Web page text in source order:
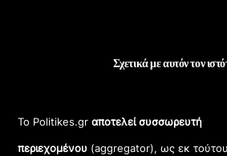
Σχετικά με αυτόν τον
Το Politikes.grαποτελεί συσσωρευτή
περιεχομένου (aggregator), ως εκ